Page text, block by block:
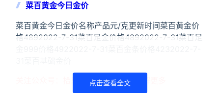
菜百黄金今日金价
菜百黄金今日金价名称产品元/克更新时间菜百黄金价
格4892022-7-31菜百足金价格4892022-7-31菜百足
关注公众号：拾黑（shiheibook）了解更多
点击查看全文